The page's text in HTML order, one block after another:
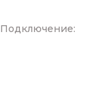
Подключение: